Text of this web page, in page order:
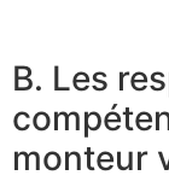
B. Les
monteur